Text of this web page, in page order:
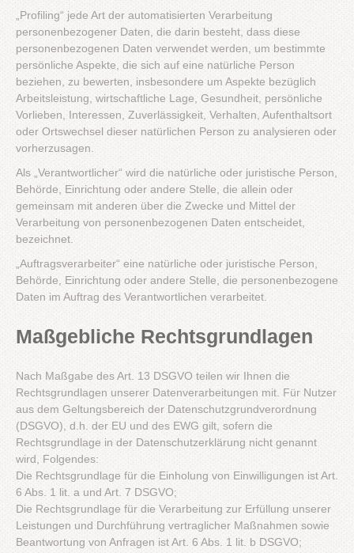
„Profiling“ jede Art der automatisierten Verarbeitung
personenbezogener Daten, die darin besteht, dass diese
personenbezogenen Daten verwendet werden, um bestimmte
persönliche Aspekte, die sich auf eine natürliche Person
beziehen, zu bewerten, insbesondere um Aspekte bezüglich
Arbeitsleistung, wirtschaftliche Lage, Gesundheit, persönliche
Vorlieben, Interessen, Zuverlässigkeit, Verhalten, Aufenthaltsort
oder Ortswechsel dieser natürlichen Person zu analysieren oder
vorherzusagen.
Als „Verantwortlicher“ wird die natürliche oder juristische Person,
Behörde, Einrichtung oder andere Stelle, die allein oder
gemeinsam mit anderen über die Zwecke und Mittel der
Verarbeitung von personenbezogenen Daten entscheidet,
bezeichnet.
„Auftragsverarbeiter“ eine natürliche oder juristische Person,
Behörde, Einrichtung oder andere Stelle, die personenbezogene
Daten im Auftrag des Verantwortlichen verarbeitet.
Maßgebliche Rechtsgrundlagen
Nach Maßgabe des Art. 13 DSGVO teilen wir Ihnen die
Rechtsgrundlagen unserer Datenverarbeitungen mit. Für Nutzer
aus dem Geltungsbereich der Datenschutzgrundverordnung
(DSGVO), d.h. der EU und des EWG gilt, sofern die
Rechtsgrundlage in der Datenschutzerklärung nicht genannt
wird, Folgendes:
Die Rechtsgrundlage für die Einholung von Einwilligungen ist Art.
6 Abs. 1 lit. a und Art. 7 DSGVO;
Die Rechtsgrundlage für die Verarbeitung zur Erfüllung unserer
Leistungen und Durchführung vertraglicher Maßnahmen sowie
Beantwortung von Anfragen ist Art. 6 Abs. 1 lit. b DSGVO;